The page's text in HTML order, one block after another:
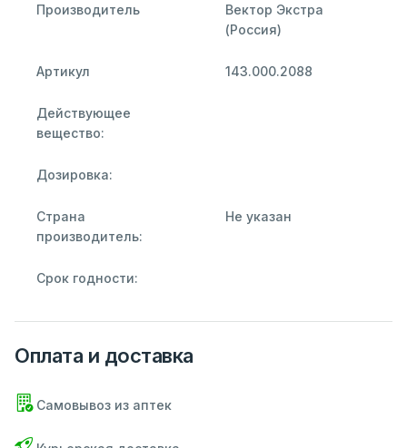
Производитель
Вектор Экстра
(Россия)
Артикул 143.000.2088
Действующее
вещество:
Дозировка:
Страна
производитель:
Не указан
Срок годности:
Оплата и доставка
Самовывоз из аптек